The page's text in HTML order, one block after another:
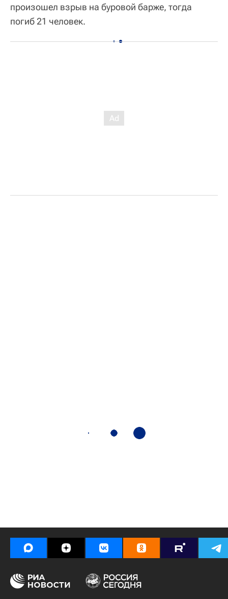
произошел взрыв на буровой барже, тогда
погиб 21 человек.